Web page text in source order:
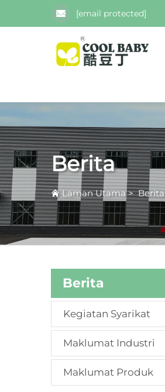
[email protected]
Berita
Laman Utama>Berita
Berita
Kegiatan Syarikat
Maklumat Industri
Maklumat Produk